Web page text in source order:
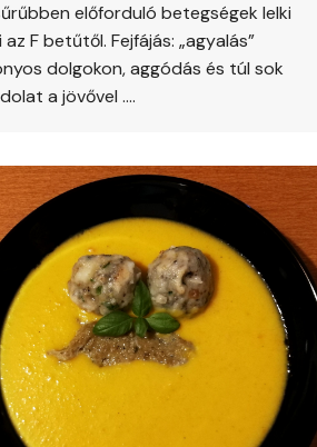
előforduló betegségek lelki
az F betűtől. Fejfájás: „agyalás”
dolgokon, aggódás és túl sok
a jövővel ….